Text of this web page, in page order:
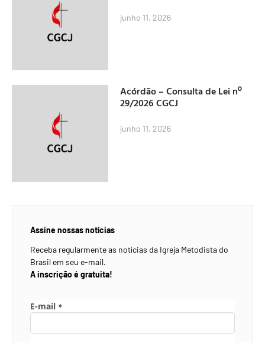
junho 11, 2026
Acórdão – Consulta de Lei nº
29/2026 CGCJ
junho 11, 2026
Assine nossas notícias
Receba regularmente as notícias da Igreja Metodista do
Brasil em seu e-mail.
A inscrição é gratuita!